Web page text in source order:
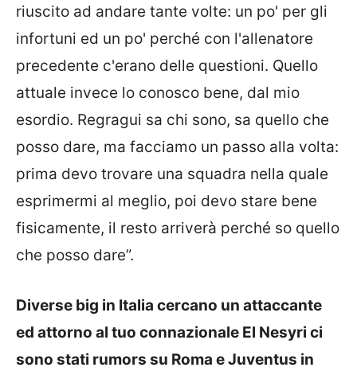
riuscito ad andare tante volte: un po' per gli
infortuni ed un po' perché con l'allenatore
precedente c'erano delle questioni. Quello
attuale invece lo conosco bene, dal mio
esordio. Regragui sa chi sono, sa quello che
posso dare, ma facciamo un passo alla volta:
prima devo trovare una squadra nella quale
esprimermi al meglio, poi devo stare bene
fisicamente, il resto arriverà perché so quello
che posso dare”.
Diverse big in Italia cercano un attaccante
ed attorno al tuo connazionale El Nesyri ci
sono stati rumors su Roma e Juventus in